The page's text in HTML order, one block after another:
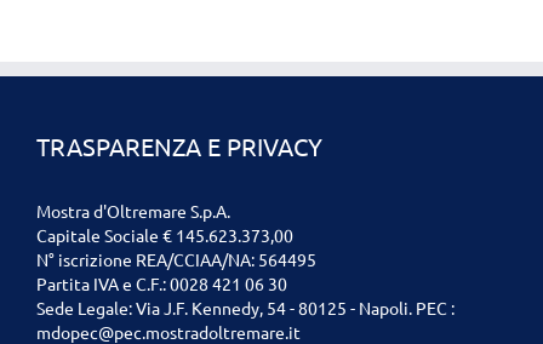
TRASPARENZA E PRIVACY
Mostra d'Oltremare S.p.A.
Capitale Sociale € 145.623.373,00
N° iscrizione REA/CCIAA/NA: 564495
Partita IVA e C.F.: 0028 421 06 30
Sede Legale: Via J.F. Kennedy, 54 - 80125 - Napoli. PEC :
mdopec@pec.mostradoltremare.it